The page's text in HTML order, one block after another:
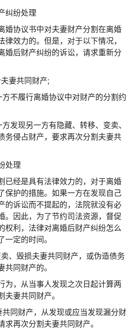
纠纷处理
婚协议书中对夫妻财产分割在离婚
律效力的。但是，对于以下情况，
婚后财产纠纷的诉讼，请求重新分
妻共同财产;
不履行离婚协议中对财产的分割约
发现另一方有隐藏、转移、变卖、
务侵占财产，要求再次分割夫妻共
处理
已经是具有法律效力的，对于离婚
保护的措施。如果一方在发现自己
的诉讼而不提起的，法院就没有必
。因此，为了节约司法资源，督促
权利，法律对离婚后财产纠纷怎么
定的时间。
、毁损夫妻共同财产，或伪造债务
同财产的。
为，从当事人发现之次日起计算两
妻共同财产。
同财产，从发现或应当发现漏分财
求再次分割夫妻共同财产。